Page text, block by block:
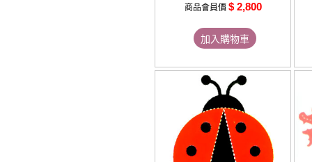
商品會員價 $ 2,800
加入購物車